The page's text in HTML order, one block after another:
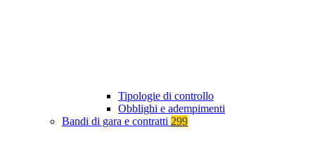
Tipologie di controllo
Obblighi e adempimenti
Bandi di gara e contratti 299